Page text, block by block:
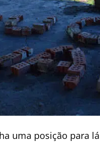
uma posição para